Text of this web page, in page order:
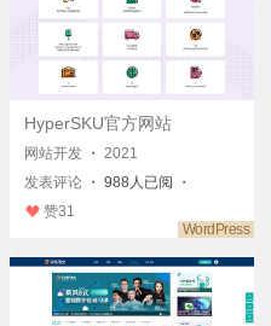
HyperSKU官方网站
网站开发 ・ 2021
发表评论 ・ 988人已阅 ・
赞31